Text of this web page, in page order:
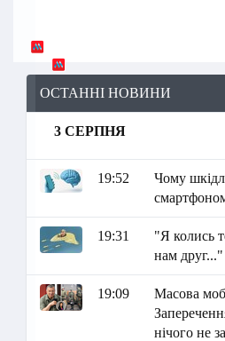
ОСТАННІ НОВИНИ
3 СЕРПНЯ
19:52
Чому
19:31
"Я колись
нам
19:09
Масова
нічого не